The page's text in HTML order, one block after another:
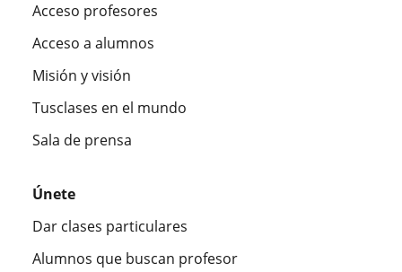
Acceso profesores
Acceso a alumnos
Misión y visión
Tusclases en el mundo
Sala de prensa
Únete
Dar clases particulares
Alumnos que buscan profesor